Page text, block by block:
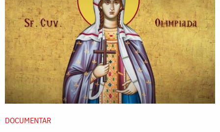
DOCUMENTAR